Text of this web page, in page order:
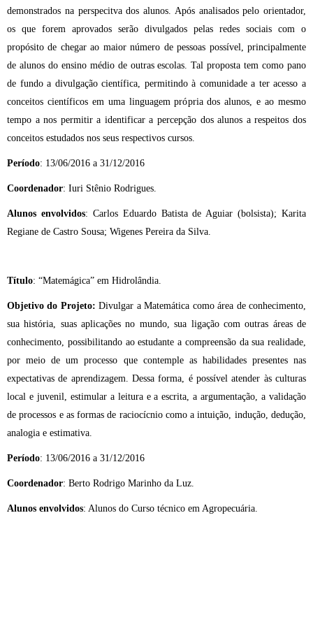
demonstrados na perspecitva dos alunos. Após analisados pelo orientador,
os que forem aprovados serão divulgados pelas redes sociais com o
propósito de chegar ao maior número de pessoas possível, principalmente
de alunos do ensino médio de outras escolas. Tal proposta tem como pano
de fundo a divulgação científica, permitindo à comunidade a ter acesso a
conceitos científicos em uma linguagem própria dos alunos, e ao mesmo
tempo a nos permitir a identificar a percepção dos alunos a respeitos dos
conceitos estudados nos seus respectivos cursos.
Período: 13/06/2016 a 31/12/2016
Coordenador: Iuri Stênio Rodrigues.
Alunos envolvidos: Carlos Eduardo Batista de Aguiar (bolsista); Karita
Regiane de Castro Sousa; Wigenes Pereira da Silva.
Título: “Matemágica” em Hidrolândia.
Objetivo do Projeto:Divulgar a Matemática como área de conhecimento,
sua história, suas aplicações no mundo, sua ligação com outras áreas de
conhecimento, possibilitando ao estudante a compreensão da sua realidade,
por meio de um processo que contemple as habilidades presentes nas
expectativas de aprendizagem. Dessa forma, é possível atender às culturas
local e juvenil, estimular a leitura e a escrita, a argumentação, a validação
de processos e as formas de raciocícnio como a intuição, indução, dedução,
analogia e estimativa.
Período: 13/06/2016 a 31/12/2016
Coordenador: Berto Rodrigo Marinho da Luz.
Alunos envolvidos: Alunos do Curso técnico em Agropecuária.